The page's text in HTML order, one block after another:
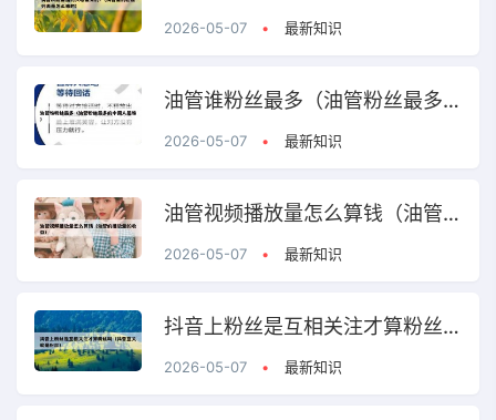
2026-05-07 • 最新知识
油管谁粉丝最多（油管粉丝最多的中国人是谁）
2026-05-07 • 最新知识
油管视频播放量怎么算钱（油管的播放量的收益）
2026-05-07 • 最新知识
抖音上粉丝是互相关注才算粉丝吗（抖音互关就是粉丝）
2026-05-07 • 最新知识